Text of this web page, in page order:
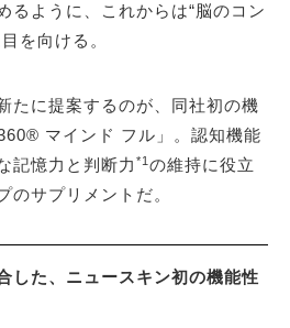
るように、これからは“脳のコン
を向ける。
たに提案するのが、同社初の機
マインド フル」。認知機能
記憶力と判断力 *1 の維持に役立
のサプリメントだ。
した、ニュースキン初の機能性